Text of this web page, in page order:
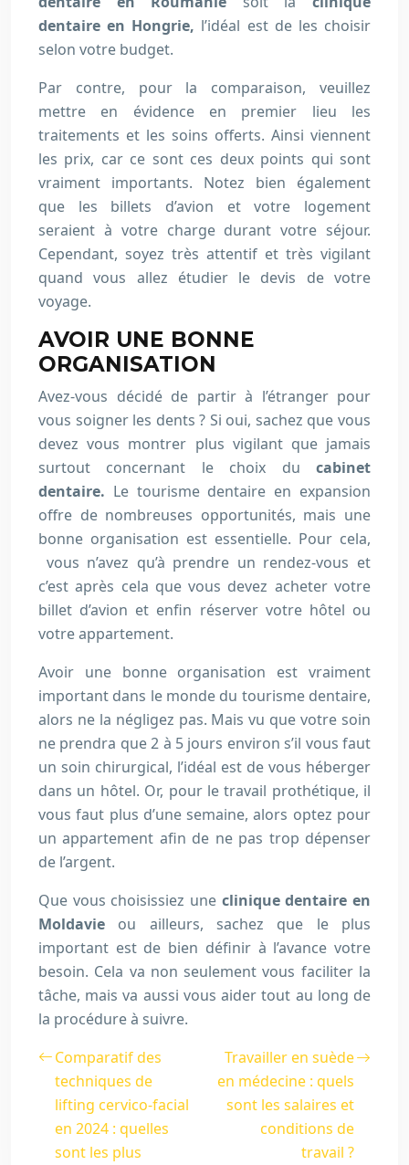
dentaire en Hongrie, l’idéal est de les choisir
selon votre budget.
Par contre, pour la comparaison, veuillez
mettre en évidence en premier lieu les
traitements et les soins offerts. Ainsi viennent
les prix, car ce sont ces deux points qui sont
vraiment importants. Notez bien également
que les billets d’avion et votre logement
seraient à votre charge durant votre séjour.
Cependant, soyez très attentif et très vigilant
quand vous allez étudier le devis de votre
voyage.
AVOIR UNE BONNE
ORGANISATION
Avez-vous décidé de partir à l’étranger pour
vous soigner les dents ? Si oui, sachez que vous
devez vous montrer plus vigilant que jamais
surtout concernant le choix du cabinet
dentaire. Le tourisme dentaire en expansion
offre de nombreuses opportunités, mais une
bonne organisation est essentielle. Pour cela,
vous n’avez qu’à prendre un rendez-vous et
c’est après cela que vous devez acheter votre
billet d’avion et enfin réserver votre hôtel ou
votre appartement.
Avoir une bonne organisation est vraiment
important dans le monde du tourisme dentaire,
alors ne la négligez pas. Mais vu que votre soin
ne prendra que 2 à 5 jours environ s’il vous faut
un soin chirurgical, l’idéal est de vous héberger
dans un hôtel. Or, pour le travail prothétique, il
vous faut plus d’une semaine, alors optez pour
un appartement afin de ne pas trop dépenser
de l’argent.
Que vous choisissiez une clinique dentaire en
Moldavie ou ailleurs, sachez que le plus
important est de bien définir à l’avance votre
besoin. Cela va non seulement vous faciliter la
tâche, mais va aussi vous aider tout au long de
la procédure à suivre.
Comparatif des
techniques de
lifting cervico-facial
en 2024 : quelles
sont les plus
Travailler en suède
en médecine : quels
sont les salaires et
conditions de
travail ?